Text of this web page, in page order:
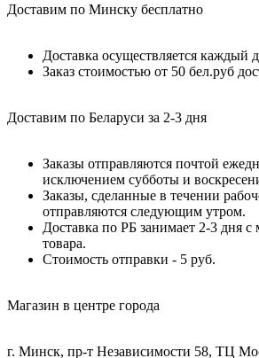
Доставим по Минску бесплатно
Доставка осуществляется каждый
Заказ стоимостью от 50 бел.руб
Доставим по Беларуси за 2-3 дня
Заказы отправляются почтой
исключением субботы и
Заказы, сделанные в течении
отправляются следующим утром.
Доставка по РБ занимает 2-3 дня с
товара.
Стоимость отправки - 5 руб.
Магазин в центре города
г. Минск, пр-т Независимости 58, ТЦ